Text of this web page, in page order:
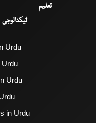
تعلیم
ٹیکنالوجی
Urdu
Urdu
Urdu
in Urdu